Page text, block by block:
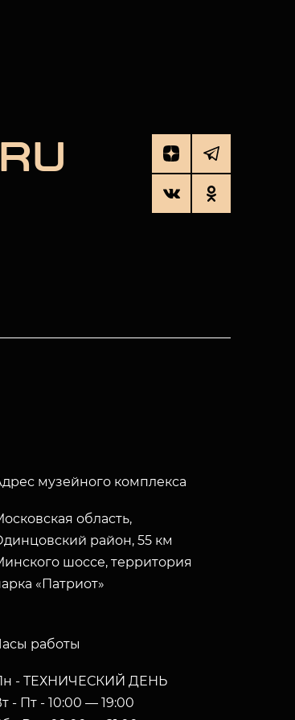
музейного комплекса
область,
район, 55 км
шоссе, территория
«Патриот»
работы
- ТЕХНИЧЕСКИЙ ДЕНЬ
- Пт - 10:00 — 19:00